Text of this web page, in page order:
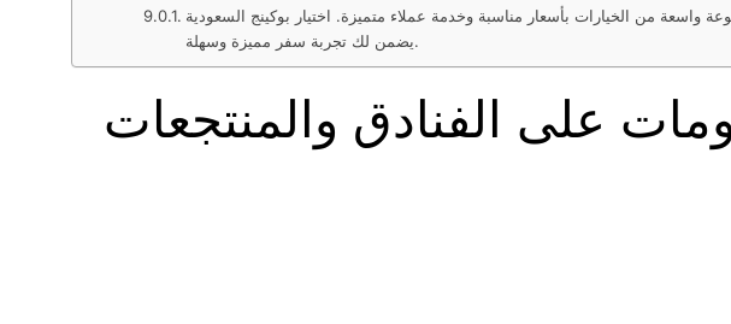
واسعة من الخيارات بأسعار مناسبة وخدمة عملاء متميزة. اختيار بوكينج السعودية
يضمن لك تجربة سفر مميزة وسهلة.
على الفنادق والمنتجعات